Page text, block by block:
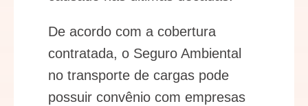
De acordo com a cobertura
contratada, o Seguro Ambiental
no transporte de cargas pode
possuir convênio com empresas